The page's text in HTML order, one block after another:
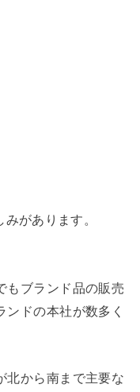
があります。
もブランド品の販売
ドの本社が数多く
北から南まで主要な